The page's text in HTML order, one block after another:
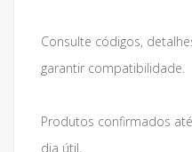
Consulte códigos,
garantir compatibilidade.
Produtos confirmados
dia útil.